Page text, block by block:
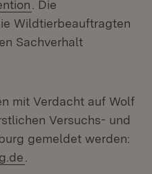
. Die
Wildtierbeauftragten
Sachverhalt
mit Verdacht auf Wolf
Versuchs- und
gemeldet werden: